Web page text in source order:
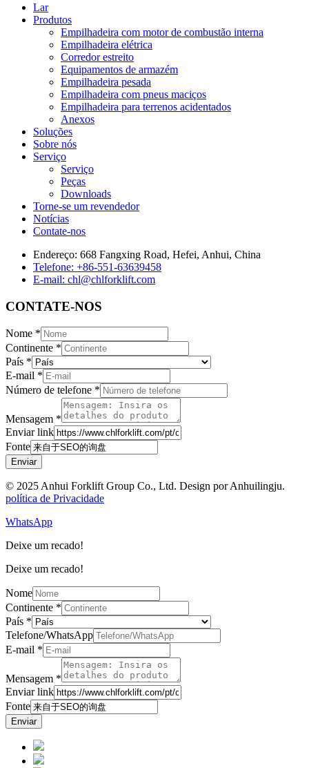
Lar
Produtos
Empilhadeira com motor de combustão interna
Empilhadeira elétrica
Corredor estreito
Equipamentos de armazém
Empilhadeira pesada
Empilhadeira com pneus maciços
Empilhadeira para terrenos acidentados
Anexos
Soluções
Sobre nós
Serviço
Serviço
Peças
Downloads
Torne-se um revendedor
Notícias
Contate-nos
Endereço: 668 Fangxing Road, Hefei, Anhui, China
Telefone: +86-551-63639458
E-mail: chl@chlforklift.com
CONTATE-NOS
Nome *
Continente *
País *
E-mail *
Número de telefone *
Mensagem *
Enviar link
Fonte
Enviar
© 2025 Anhui Forklift Group Co., Ltd. Design por Anhuilingju.
política de Privacidade
WhatsApp
Deixe um recado!
Deixe um recado!
Nome
Continente *
País *
Telefone/WhatsApp
E-mail *
Mensagem *
Enviar link
Fonte
Enviar